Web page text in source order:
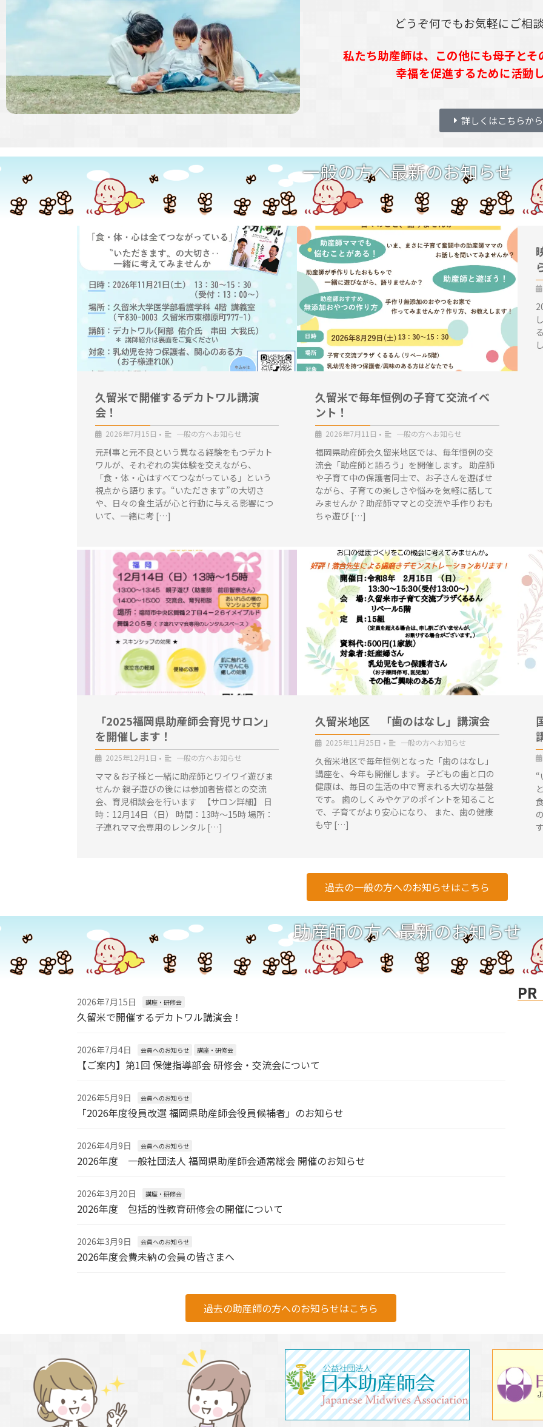
どうぞ何でもお気軽にご相
私たち助産師は、この他にも母子と
幸福を促進するために活動
詳しくはこちらから
一般の方へ最新のお知らせ
久留米で開催するデカトワル講演
会！
2026年7月15日 • 一般の方へお知らせ
元刑事と元不良という異なる経験をもつデカト
ワルが、それぞれの実体験を交えながら、
「食・体・心はすべてつながっている」という
視点から語ります。“いただきます”の大切さ
や、日々の食生活が心と行動に与える影響につ
いて、一緒に考 […]
久留米で毎年恒例の子育て交流イベ
ント！
2026年7月11日 • 一般の方へお知らせ
福岡県助産師会久留米地区では、毎年恒例の交
流会「助産師と語ろう」を開催します。 助産師
や子育て中の保護者同士で、お子さんを遊ばせ
ながら、子育ての楽しさや悩みを気軽に話して
みませんか？助産師ママとの交流や手作りおも
ちゃ遊び […]
「2025福岡県助産師会育児サロン」
を開催します！
2025年12月1日 • 一般の方へお知らせ
ママ＆お子様と一緒に助産師とワイワイ遊びま
せんか 親子遊びの後には参加者皆様との交流
会、育児相談会を行います 【サロン詳細】 日
時：12月14日（日） 時間：13時～15時 場所：
子連れママ会専用のレンタル […]
久留米地区 「歯のはなし」講演会
2025年11月25日 • 一般の方へお知らせ
久留米地区で毎年恒例となった「歯のはなし」
講座を、今年も開催します。 子どもの歯と口の
健康は、毎日の生活の中で育まれる大切な基盤
です。 歯のしくみやケアのポイントを知ること
で、子育てがより安心になり、 また、歯の健康
も守 […]
“
過去の一般の方へのお知らせはこちら
助産師の方へ最新のお知らせ
2026年7月15日 講座・研修会
久留米で開催するデカトワル講演会！
2026年7月4日 会員へのお知らせ 講座・研修会
【ご案内】第1回 保健指導部会 研修会・交流会について
2026年5月9日 会員へのお知らせ
「2026年度役員改選 福岡県助産師会役員候補者」のお知らせ
2026年4月9日 会員へのお知らせ
2026年度 一般社団法人 福岡県助産師会通常総会 開催のお知らせ
2026年3月20日 講座・研修会
2026年度 包括的性教育研修会の開催について
2026年3月9日 会員へのお知らせ
2026年度会費未納の会員の皆さまへ
過去の助産師の方へのお知らせはこちら
PR